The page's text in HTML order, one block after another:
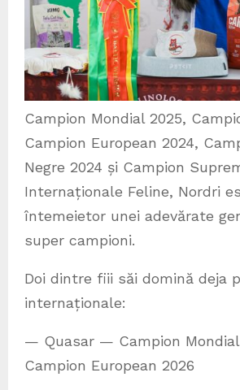
Campion Mondial 2025,
Campion European 2024,
Negre 2024 și Campion
Internaționale Feline, Nordri
întemeietor unei adevărate
super campioni.
Doi dintre fiii săi domină deja
internaționale:
— Quasar — Campion Mondial
Campion European 2026